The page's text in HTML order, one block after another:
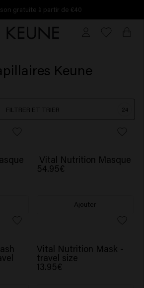
gratuite à partir de €40
Keune
FILTRER ET TRIER 24
Vital Nutrition Masque
54.95€
Ajouter
Vital Nutrition Mask -
travel size
13.95€